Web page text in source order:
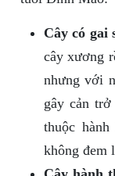
Cây có gai
cây xương
nhưng với
gây cản
thuộc
không đem